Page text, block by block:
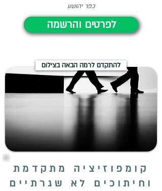
כפר יהושע
לפרטים והרשמה
להתקדם לרמה הבאה בצילום
קומפוזיציה מתקדמת
וחיתוכים לא שגרתיים